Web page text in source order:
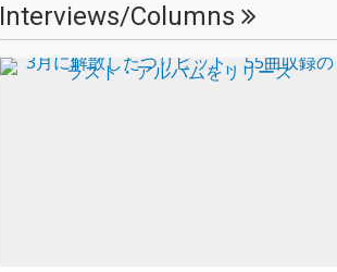
ス」の全てを収録した
まさにつりビットとい
うアイドルの生きた
証。キャッチーなメロ
ス」の全てを収録した
まさにつりビットとい
うアイドルの生きた
証。キャッチーなメロ
Interviews/Columns